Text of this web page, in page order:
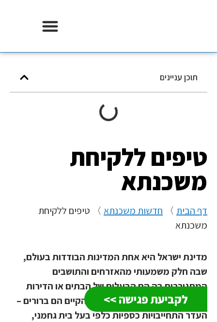
לקביעת פגישה >>
תוכן עניינים
טיפים ללקיחת
משכנתא
דף הבית〉חדשות משכנתא〉טיפים ללקיחת
משכנתא
מדינת ישראל היא אחת המדינות הבודדות בעולם,
שבה חלק משמעותי מהאזרחים והתושבים
המתגוררים בה הם הבעלים של הבתים או הדירות
שבהם הם גרים. היתרונות במצב הקיים הם ברורים –
העדר התחייבויות כספיות כלפי בעל בית גחמני,